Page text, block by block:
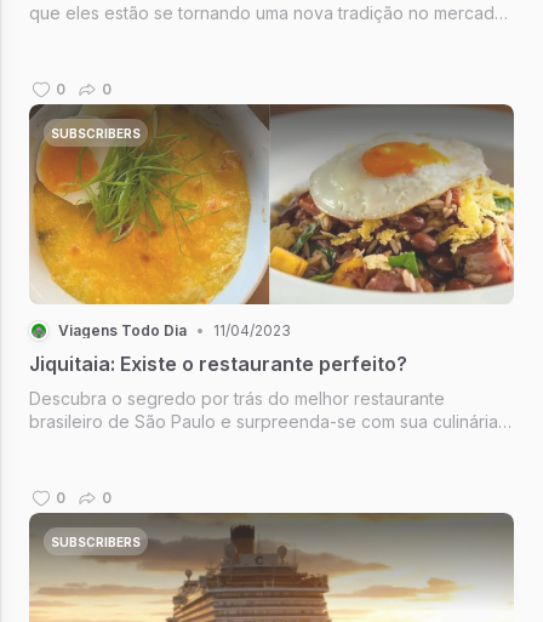
que eles estão se tornando uma nova tradição no mercado
0 0
SUBSCRIBERS
Viagens Todo Dia • 11/04/2023
Jiquitaia: Existe o restaurante perfeito?
Descubra o segredo por trás do melhor restaurante
brasileiro de São Paulo e surpreenda-se com sua culinária
0 0
SUBSCRIBERS